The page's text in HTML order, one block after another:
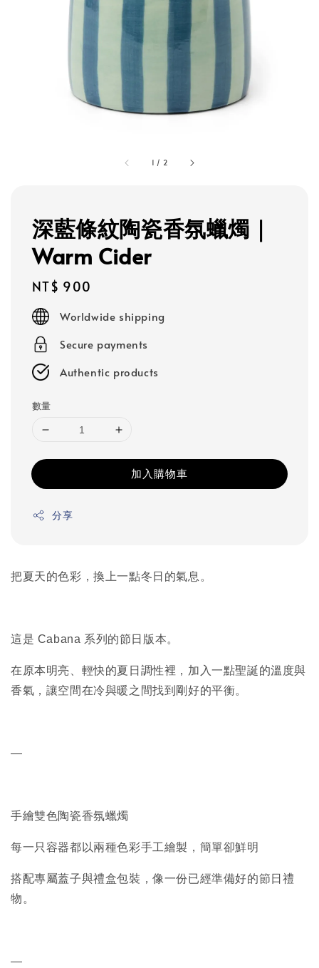
1 / 2
深藍條紋陶瓷香氛蠟燭｜
Warm Cider
Regular
price
NT$ 900
Worldwide shipping
Secure payments
Authentic products
數量
加入購物車
分享
把夏天的色彩，換上一點冬日的氣息。
這是 Cabana 系列的節日版本。
在原本明亮、輕快的夏日調性裡，加入一點聖誕的溫度與
香氣，讓空間在冷與暖之間找到剛好的平衡。
—
手繪雙色陶瓷香氛蠟燭
每一只容器都以兩種色彩手工繪製，簡單卻鮮明
搭配專屬蓋子與禮盒包裝，像一份已經準備好的節日禮
物。
—